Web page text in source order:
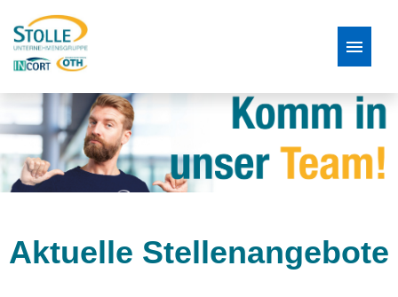
Stellenangebote
Bewerbungsprozess
Aktuelle Stellenangebote